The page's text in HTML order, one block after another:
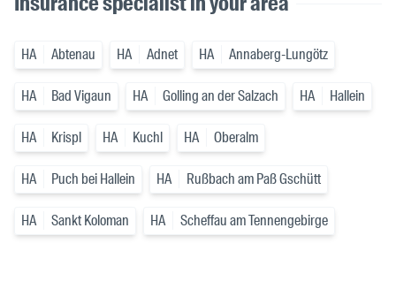
HA Abtenau HA Adnet HA Annaberg-Lungötz
HA Bad Vigaun HA Golling an der Salzach HA Hallein
HA Krispl HA Kuchl HA Oberalm
HA Puch bei Hallein HA Rußbach am Paß Gschütt
HA Sankt Koloman HA Scheffau am Tennengebirge